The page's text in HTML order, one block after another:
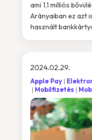
ami 1,1 milliós
Arányaiban ez azt
használt
2024.02.29.
Apple Pay
Mobilfizetés